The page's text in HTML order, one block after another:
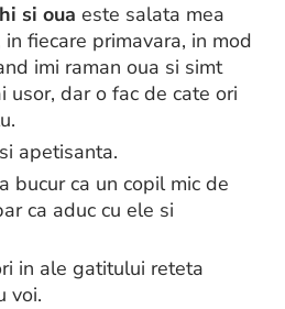
si oua este salata mea
fiecare primavara, in mod
imi raman oua si simt
usor, dar o fac de cate ori
apetisanta.
bucur ca un copil mic de
ca aduc cu ele si
in ale gatitului reteta
voi.